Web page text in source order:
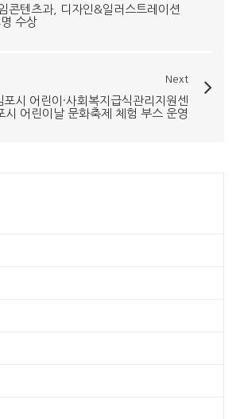
콘텐츠과, 디자인&일러스트레이션
수상
Next
포시 어린이·사회복지급식관리지원센
시 어린이날 문화축제 체험 부스 운영